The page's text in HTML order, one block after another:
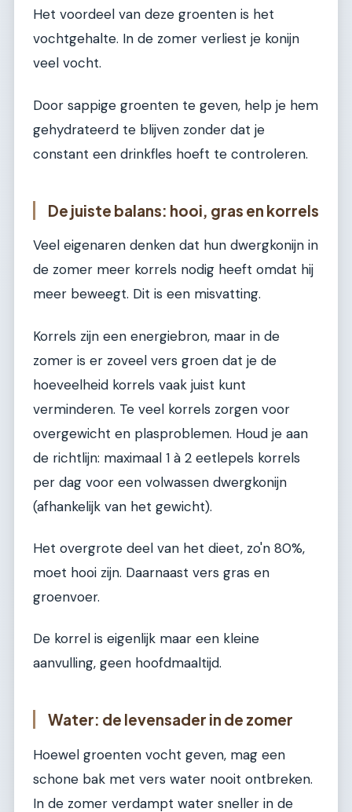
Het voordeel van deze groenten is het
vochtgehalte. In de zomer verliest je konijn
veel vocht.
Door sappige groenten te geven, help je hem
gehydrateerd te blijven zonder dat je
constant een drinkfles hoeft te controleren.
De juiste balans: hooi, gras en korrels
Veel eigenaren denken dat hun dwergkonijn in
de zomer meer korrels nodig heeft omdat hij
meer beweegt. Dit is een misvatting.
Korrels zijn een energiebron, maar in de
zomer is er zoveel vers groen dat je de
hoeveelheid korrels vaak juist kunt
verminderen. Te veel korrels zorgen voor
overgewicht en plasproblemen. Houd je aan
de richtlijn: maximaal 1 à 2 eetlepels korrels
per dag voor een volwassen dwergkonijn
(afhankelijk van het gewicht).
Het overgrote deel van het dieet, zo'n 80%,
moet hooi zijn. Daarnaast vers gras en
groenvoer.
De korrel is eigenlijk maar een kleine
aanvulling, geen hoofdmaaltijd.
Water: de levensader in de zomer
Hoewel groenten vocht geven, mag een
schone bak met vers water nooit ontbreken.
In de zomer verdampt water sneller in de